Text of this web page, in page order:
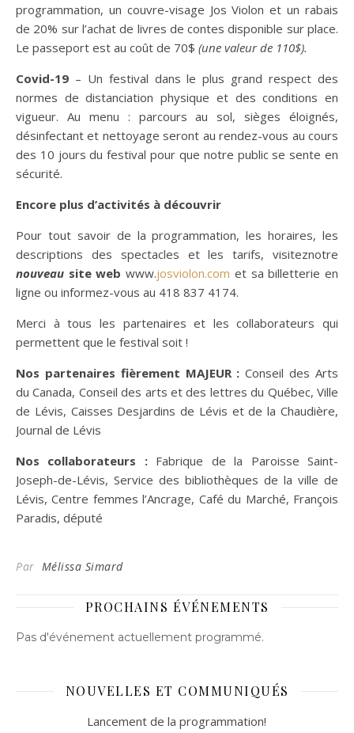
programmation, un couvre-visage Jos Violon et un rabais
de 20% sur l’achat de livres de contes disponible sur place.
Le passeport est au coût de 70$ (une valeur de 110$).
Covid-19 – Un festival dans le plus grand respect des
normes de distanciation physique et des conditions en
vigueur. Au menu : parcours au sol, sièges éloignés,
désinfectant et nettoyage seront au rendez-vous au cours
des 10 jours du festival pour que notre public se sente en
sécurité.
Encore plus d’activités à découvrir
Pour tout savoir de la programmation, les horaires, les
descriptions des spectacles et les tarifs, visiteznotre
nouveau site web www.josviolon.com et sa billetterie en
ligne ou informez-vous au 418 837 4174.
Merci à tous les partenaires et les collaborateurs qui
permettent que le festival soit !
Nos partenaires fièrement MAJEUR : Conseil des Arts
du Canada, Conseil des arts et des lettres du Québec, Ville
de Lévis, Caisses Desjardins de Lévis et de la Chaudière,
Journal de Lévis
Nos collaborateurs :Fabrique de la Paroisse Saint-
Joseph-de-Lévis, Service des bibliothèques de la ville de
Lévis, Centre femmes l’Ancrage, Café du Marché, François
Paradis, député
Par Mélissa Simard
PROCHAINS ÉVÉNEMENTS
Pas d'événement actuellement programmé.
NOUVELLES ET COMMUNIQUÉS
Lancement de la programmation!